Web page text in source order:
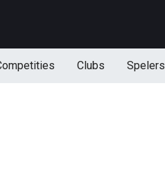
Clubs Spelers